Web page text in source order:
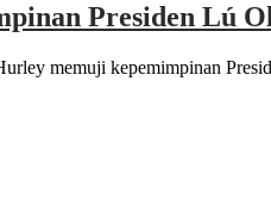
Presiden Lú
memuji kepemimpinan